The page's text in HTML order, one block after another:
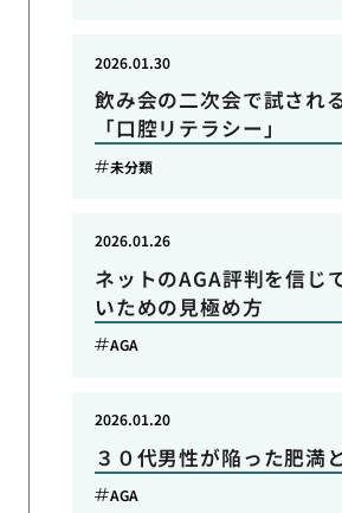
飲み会の二次会で試され
「口腔リテラシー」
2026.01.30
未分類
ネットのAGA評判を信じ
いための見極め方
2026.01.26
AGA
３０代男性が陥った肥満
2026.01.20
AGA